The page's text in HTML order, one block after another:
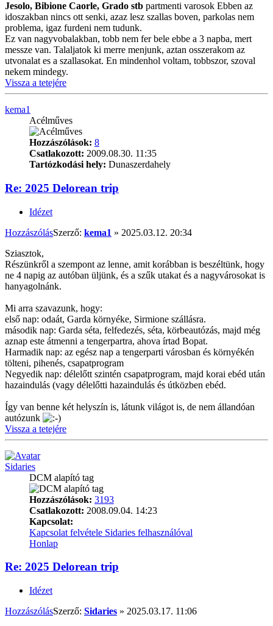
Jesolo, Bibione Caorle, Grado stb partmenti varosok Ebben az
idoszakban nincs ott senki, azaz lesz szallas boven, parkolas nem
problema, igaz furdeni nem tudunk.
Ez van nagyvobalakban, tobb nem fer bele ebbe a 3 napba, mert
messze van. Talaljatok ki merre menjunk, aztan osszerakom az
utvonalat es a szallasokat. En mindenhol voltam, tobbszor, szoval
nekem mindegy.
Vissza a tetejére
kema1
Acélműves
Hozzászólások: 8
Csatlakozott: 2009.08.30. 11:35
Tartózkodási hely: Dunaszerdahely
Re: 2025 Delorean trip
Idézet
HozzászólásSzerző: kema1 » 2025.03.12. 20:34
Sziasztok,
Részünkről a szempont az lenne, amit korábban is beszéltünk, hogy
ne 4 napig az autóban üljünk, és a szűk utakat és a nagyvárosokat is
hanyagolnánk.
Mi arra szavazunk, hogy:
első nap: odaát, Garda környéke, Sirmione szállásra.
második nap: Garda séta, felfedezés, séta, körbeautózás, majd még
aznap este átmenni a tengerpartra, ahova írtad Bopat.
Harmadik nap: az egész nap a tengerparti városban és környékén
tölteni, pihenés, csapatprogram
Negyedik nap: délelőtt szintén csapatprogram, majd korai ebéd után
hazaindulás (vagy délelőtti hazaindulás és útközben ebéd.
Így van benne két helyszín is, látunk világot is, de nem állandóan
autózunk
Vissza a tetejére
Sidaries
DCM alapító tag
Hozzászólások: 3193
Csatlakozott: 2008.09.04. 14:23
Kapcsolat:
Kapcsolat felvétele Sidaries felhasználóval
Honlap
Re: 2025 Delorean trip
Idézet
HozzászólásSzerző: Sidaries » 2025.03.17. 11:06